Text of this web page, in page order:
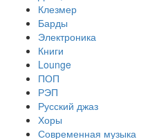
Клезмер
Барды
Электроника
Книги
Lounge
ПОП
РЭП
Русский джаз
Хоры
Современная музыка